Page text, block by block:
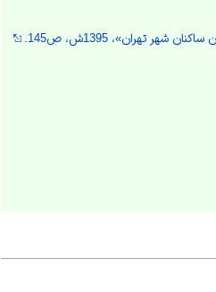
تهران»، 1395ش، ص145.